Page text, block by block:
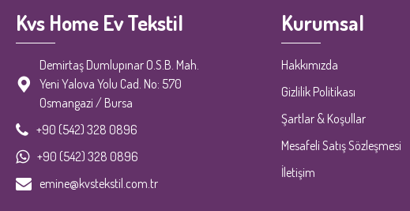
Kvs Home Ev Tekstil
Demirtaş Dumlupınar O.S.B. Mah.
Yeni Yalova Yolu Cad. No: 570
Osmangazi / Bursa
+90 (542) 328 0896
+90 (542) 328 0896
emine@kvstekstil.com.tr
Kurumsal
Hakkımızda
Gizlilik Politikası
Şartlar & Koşullar
Mesafeli Satış Sözleşmesi
İletişim